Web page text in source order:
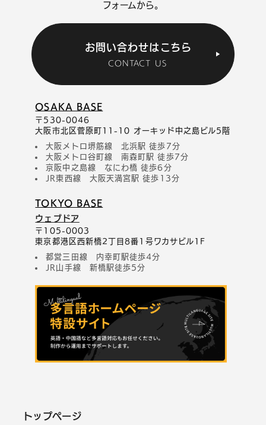
フォームから。
お問い合わせはこちら
CONTACT US
OSAKA BASE
〒530-0046
大阪市北区菅原町11-10 オーキッド中之島ビル5階
大阪メトロ堺筋線 北浜駅 徒歩7分
大阪メトロ谷町線 南森町駅 徒歩7分
京阪中之島線 なにわ橋 徒歩6分
JR東西線 大阪天満宮駅 徒歩13分
TOKYO BASE
ウェブドア
〒105-0003
東京都港区西新橋2丁目8番1号ワカサビル1F
都営三田線 内幸町駅徒歩4分
JR山手線 新橋駅徒歩5分
トップページ